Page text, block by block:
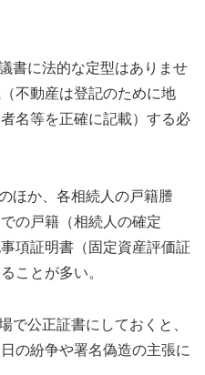
書に法的な定型はありませ
不動産は登記のために地
名等を正確に記載）する必
ほか、各相続人の戸籍謄
の戸籍（相続人の確定
項証明書（固定資産評価証
ことが多い。
公正証書にしておくと、
の紛争や署名偽造の主張に